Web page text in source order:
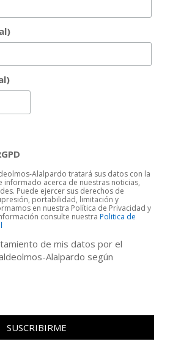
Alalpardo tratará sus datos con la
informado acerca de nuestras noticias,
Puede ejercer sus derechos de
portabilidad, limitación y
en nuestra Política de Privacidad y
consulte nuestraPolitica de
de mis datos por el
Alalpardo según